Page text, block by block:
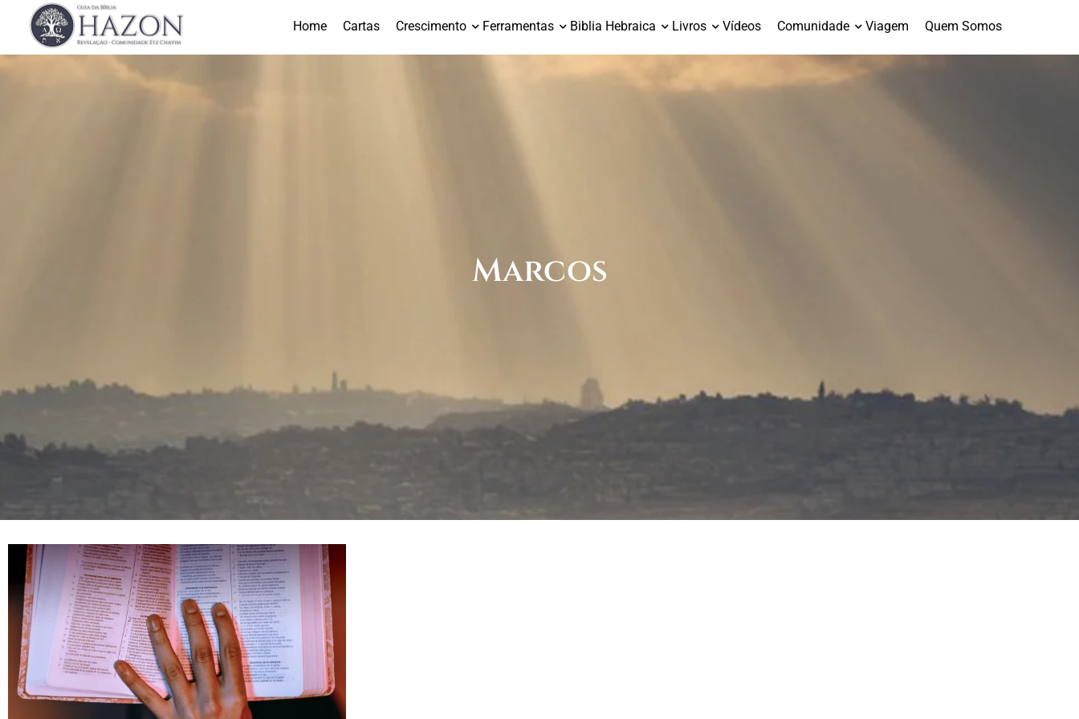
Home Cartas Crescimento Ferramentas Biblia Hebraica Livros Vídeos Comunidade Viagem Quem Somos
Marcos